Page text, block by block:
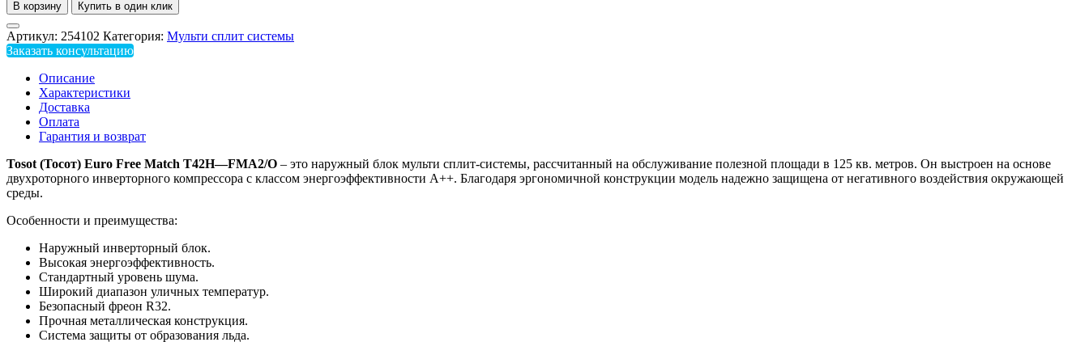
В корзину Купить в один клик
Артикул: 254102 Категория: Мульти сплит системы
Заказать консультацию
Описание
Характеристики
Доставка
Оплата
Гарантия и возврат
Tosot (Тосот) Euro Free Match T42H—FMA2/O – это наружный блок мульти сплит-системы, рассчитанный на обслуживание полезной площади в 125 кв. метров. Он выстроен на основе
двухроторного инверторного компрессора с классом энергоэффективности А++. Благодаря эргономичной конструкции модель надежно защищена от негативного воздействия окружающей
среды.
Особенности и преимущества:
Наружный инверторный блок.
Высокая энергоэффективность.
Стандартный уровень шума.
Широкий диапазон уличных температур.
Безопасный фреон R32.
Прочная металлическая конструкция.
Система защиты от образования льда.